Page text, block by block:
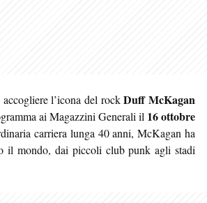
accogliere l’icona del rockDuff McKagan
ai Magazzini Generali il 16 ottobre
carriera lunga 40 anni, McKagan ha
il mondo, dai piccoli club punk agli stadi